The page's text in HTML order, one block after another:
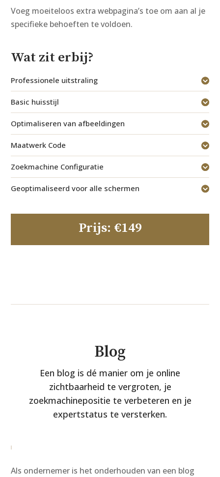
Voeg moeiteloos extra webpagina’s toe om aan al je
specifieke behoeften te voldoen.
Wat zit erbij?
Professionele uitstraling
Basic huisstijl
Optimaliseren van afbeeldingen
Maatwerk Code
Zoekmachine Configuratie
Geoptimaliseerd voor alle schermen
Prijs: €149
Blog
Een blog is dé manier om je online
zichtbaarheid te vergroten, je
zoekmachinepositie te verbeteren en je
expertstatus te versterken.
Als ondernemer is het onderhouden van een blog